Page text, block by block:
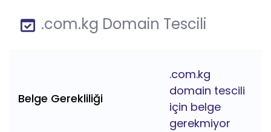
.com.kg Domain Tescili
Belge Gerekliliği
.com.kg
domain tescili
için belge
gerekmiyor